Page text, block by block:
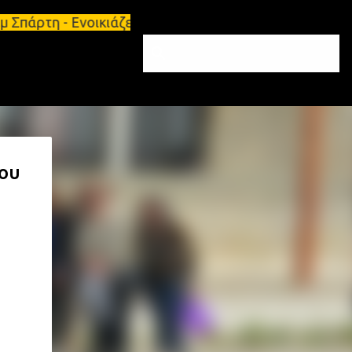
- Ενοικιάζεται επιπλωμένο